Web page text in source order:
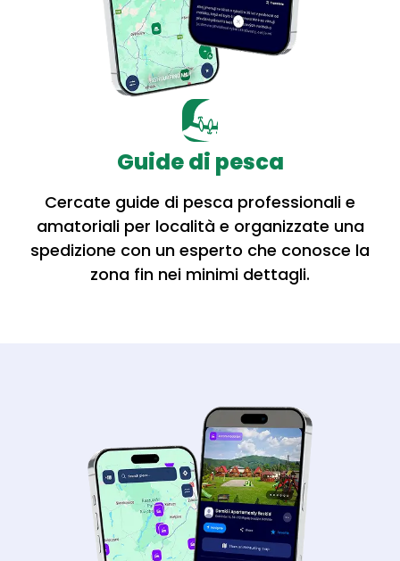
Guide di pesca
Cercate guide di pesca professionali e
amatoriali per località e organizzate una
spedizione con un esperto che conosce la
zona fin nei minimi dettagli.